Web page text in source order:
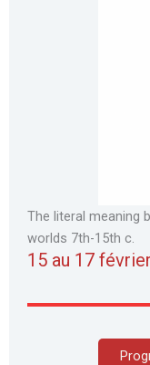
The literal meaning
worlds 7th-15th c.
15 au 17